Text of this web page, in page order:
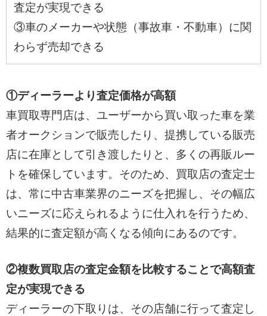
査定が実現できる
③車のメーカーや状態（事故車・不動車）に関
わらず売却できる
①ディーラーより査定価格が高額
車買取専門店は、ユーザーから買い取った車を業
者オークションで販売したり、提携している販売
店に在庫として引き渡したりと、多くの再販ルー
トを確保しています。そのため、買取店の査定士
は、常に中古車業界のニーズを把握し、その幅広
いニーズに応えられるように仕入れを行うため、
結果的に査定額が高くなる傾向にあるのです。
②複数買取店の査定金額を比較することで高額査
定が実現できる
ディーラーの下取りは、その店舗に行って査定し